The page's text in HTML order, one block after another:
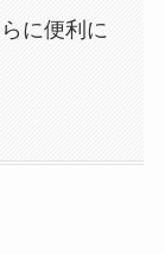
に便利に